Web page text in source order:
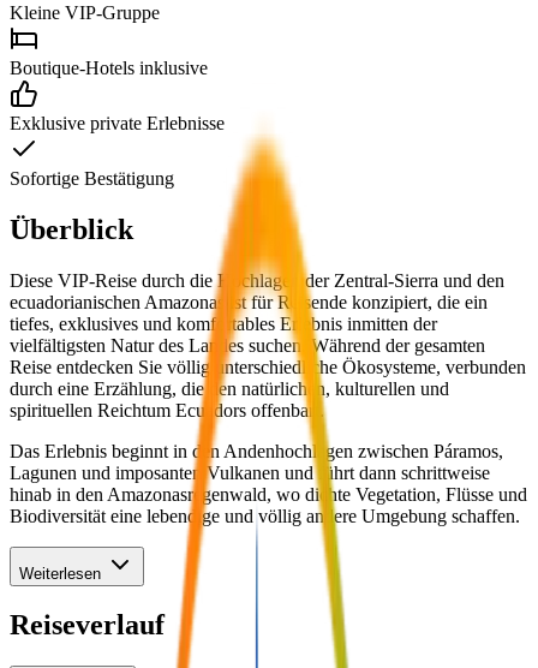
Kleine VIP-Gruppe
Boutique-Hotels inklusive
Exklusive private Erlebnisse
Sofortige Bestätigung
Überblick
Diese VIP-Reise durch die Hochlagen der Zentral-Sierra und den
ecuadorianischen Amazonas ist für Reisende konzipiert, die ein
tiefes, exklusives und komfortables Erlebnis inmitten der
vielfältigsten Natur des Landes suchen. Während der gesamten
Reise entdecken Sie völlig unterschiedliche Ökosysteme, verbunden
durch eine Erzählung, die den natürlichen, kulturellen und
spirituellen Reichtum Ecuadors offenbart.
Das Erlebnis beginnt in den Andenhochlagen zwischen Páramos,
Lagunen und imposanten Vulkanen und führt dann schrittweise
hinab in den Amazonasregenwald, wo dichte Vegetation, Flüsse und
Biodiversität eine lebendige und völlig andere Umgebung schaffen.
Weiterlesen
Reiseverlauf